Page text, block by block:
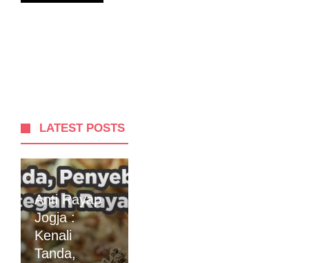
LATEST POSTS
Anti Rayap
Jogja :
Kenali
Tanda,